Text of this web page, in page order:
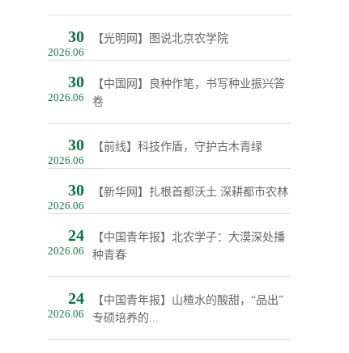
30
2026.06
【光明网】图说北京农学院
30
2026.06
【中国网】良种作笔，书写种业振兴答
卷
30
2026.06
【前线】科技作盾，守护古木青绿
30
2026.06
【新华网】扎根首都沃土 深耕都市农林
24
2026.06
【中国青年报】北农学子：大漠深处播
种青春
24
2026.06
【中国青年报】山楂水的酸甜，“品出”
专硕培养的...